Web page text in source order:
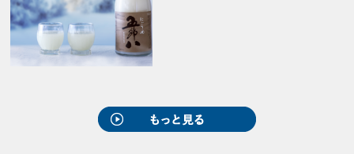
場合はしかたないけど、１時間かからない距離なら持参
するのもいいかもしれないな。そう、風呂敷に包んで
ね。 「包」という字は、母の胎内に子が宿っているさ
を大切に「いつくしむ」気持ち。母体から生まれ出る